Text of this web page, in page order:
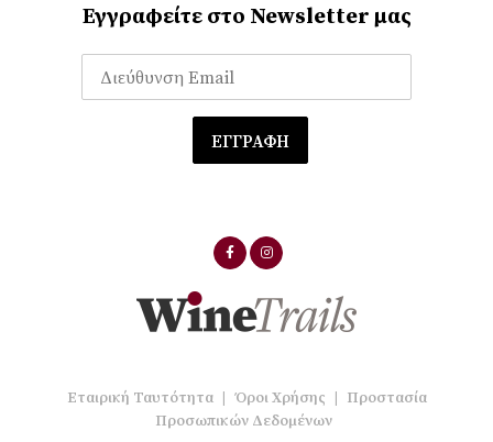
Εγγραφείτε στο Newsletter μας
Εταιρική Ταυτότητα | Όροι Χρήσης | Προστασία
Προσωπικών Δεδομένων